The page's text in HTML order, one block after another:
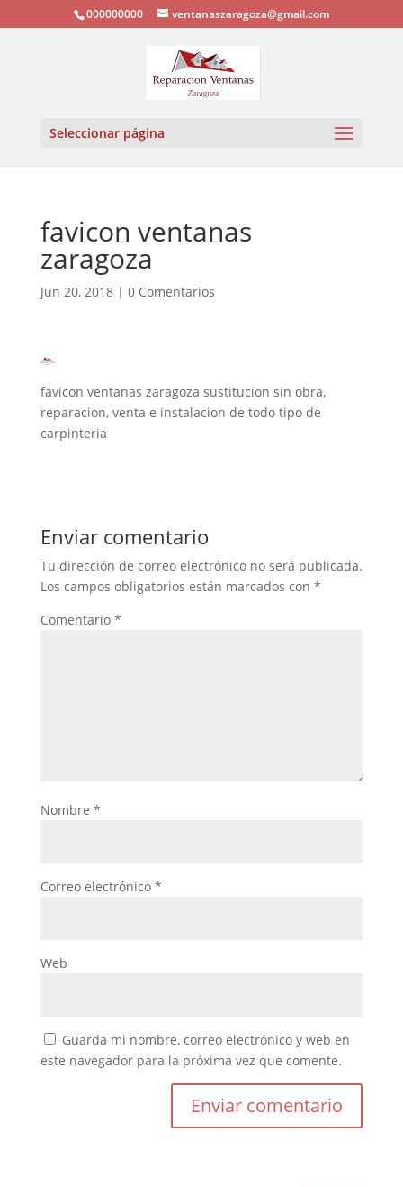
000000000 ventanaszaragoza@gmail.com
Seleccionar página
favicon ventanas
zaragoza
Jun 20, 2018| 0 Comentarios
favicon ventanas zaragoza sustitucion sin obra,
reparacion, venta e instalacion de todo tipo de
carpinteria
Enviar comentario
Tu dirección de correo electrónico no será publicada.
Los campos obligatorios están marcados con *
Comentario *
Nombre *
Correo electrónico *
Web
Guarda mi nombre, correo electrónico y web en
este navegador para la próxima vez que comente.